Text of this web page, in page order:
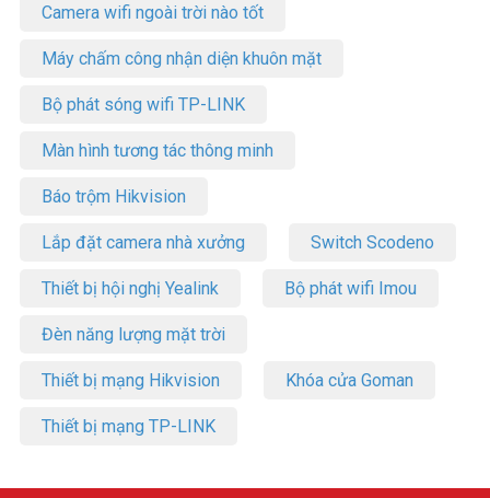
Camera wifi ngoài trời nào tốt
Máy chấm công nhận diện khuôn mặt
Bộ phát sóng wifi TP-LINK
Màn hình tương tác thông minh
Báo trộm Hikvision
Lắp đặt camera nhà xưởng Switch Scodeno
Thiết bị hội nghị Yealink Bộ phát wifi Imou
Đèn năng lượng mặt trời
Thiết bị mạng Hikvision Khóa cửa Goman
Thiết bị mạng TP-LINK